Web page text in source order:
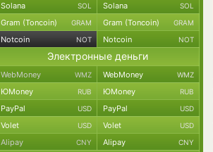
Solana SOL Solana SOL
Gram (Toncoin) GRAM Gram (Toncoin) GRAM
Notcoin NOT Notcoin NOT
Электронные деньги
WebMoney WMZ WebMoney WMZ
ЮMoney RUB ЮMoney RUB
PayPal USD PayPal USD
Volet USD Volet USD
Alipay CNY Alipay CNY